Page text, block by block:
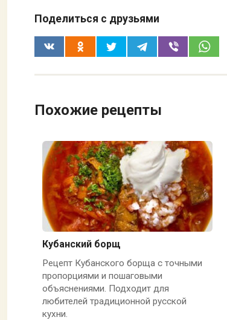
Поделиться с друзьями
Похожие рецепты
Кубанский борщ
Рецепт Кубанского борща с точными
пропорциями и пошаговыми
объяснениями. Подходит для
любителей традиционной русской
кухни.